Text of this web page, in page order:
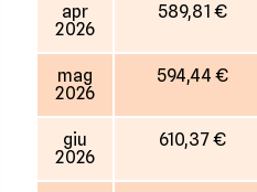
apr
2026
589,81 €
mag
2026
594,44 €
giu
2026
610,37 €